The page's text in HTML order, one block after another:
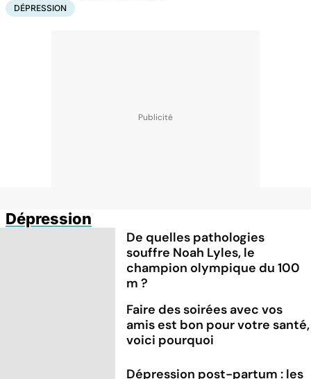
DÉPRESSION
Dépression
De quelles pathologies
souffre Noah Lyles, le
champion olympique du 100
m ?
Faire des soirées avec vos
amis est bon pour votre santé,
voici pourquoi
Dépression post-partum : les